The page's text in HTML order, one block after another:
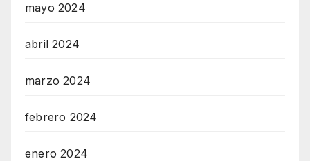
mayo 2024
abril 2024
marzo 2024
febrero 2024
enero 2024